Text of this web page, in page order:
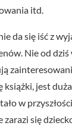
itd.
da się iść z
Nie od dziś
jest duża
w
się